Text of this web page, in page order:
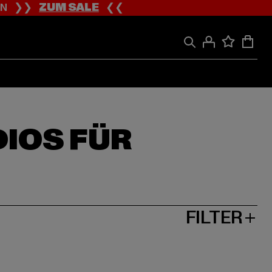
❯❯ZUM SALE❮❮
FÜR
FILTER